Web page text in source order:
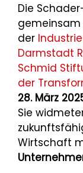
Die
der
Darmstadt
Schmid
der
28. März
Sie
Wirtschaft